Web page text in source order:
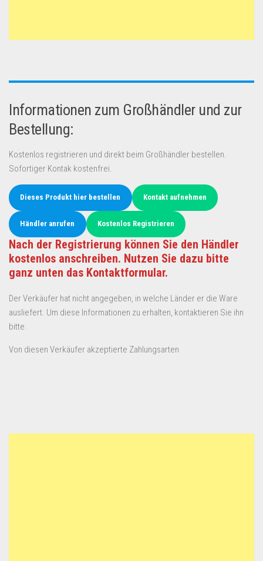
Informationen zum Großhändler und zur
Bestellung:
Kostenlos registrieren und direkt beim Großhändler bestellen.
Sofortiger Kontak kostenfrei.
Dieses Produkt hier bestellen Kontakt aufnehmen
Händler anrufen Kostenlos Registrieren
Nach der Registrierung können Sie den Händler
kostenlos anschreiben. Nutzen Sie dazu bitte
ganz unten das Kontaktformular.
Der Verkäufer hat nicht angegeben, in welche Länder er die Ware
ausliefert. Um diese Informationen zu erhalten, kontaktieren Sie ihn
bitte.
Von diesen Verkäufer akzeptierte Zahlungsarten